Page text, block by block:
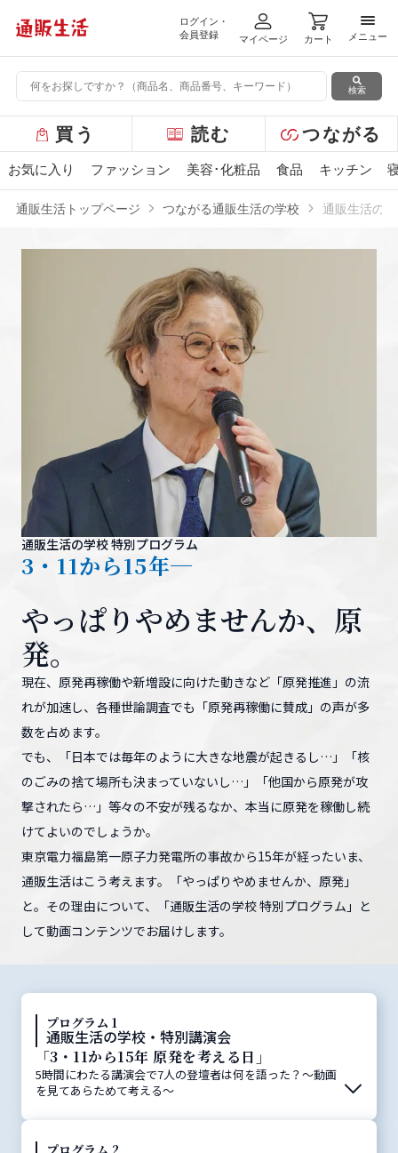
ログイン・
会員登録
マイページ カート
メニ
メニュー
検索
ー
バ
買う 読む つながる
お気に入り ファッション 美容･化粧品 食品 キッチン
通販生活トップページ つながる通販生活の学校 通販生活の
通販生活の学校 特別プログラム
3・11から15年─
やっぱりやめませんか、原
発。
現在、原発再稼働や新増設に向けた動きなど「原発推進」の流
れが加速し、各種世論調査でも「原発再稼働に賛成」の声が多
数を占めます。
でも、「日本では毎年のように大きな地震が起きるし…」「核
のごみの捨て場所も決まっていないし…」「他国から原発が攻
撃されたら…」等々の不安が残るなか、本当に原発を稼働し続
けてよいのでしょうか。
東京電力福島第一原子力発電所の事故から15年が経ったいま、
通販生活はこう考えます。「やっぱりやめませんか、原発」
と。その理由について、「通販生活の学校 特別プログラム」と
して動画コンテンツでお届けします。
プログラム 1
通販生活の学校・特別講演会
「3・11から15年 原発を考える日」
5時間にわたる講演会で7人の登壇者は何を語った？～動画
を見てあらためて考える～
プログラム 2